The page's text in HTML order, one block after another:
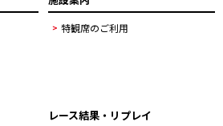
特観席のご利用
レース結果・リプレイ